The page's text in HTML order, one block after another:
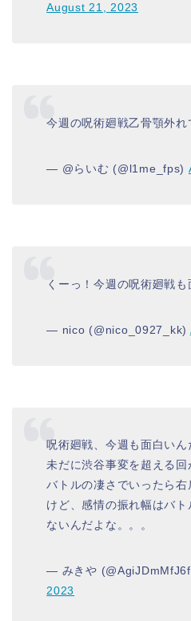
August 21, 2023
今週の呪術廻戦乙骨顎外れ
— @らいむ (@l1me_fps)
くーっ！今週の呪術廻戦
— nico (@nico_0927_kk)
呪術廻戦、今週も面白い
未だに渋谷事変を超える
バトルの凄さでいったら
けど、感情の振れ幅はバ
ないんだよな。。。
— みきや
2023